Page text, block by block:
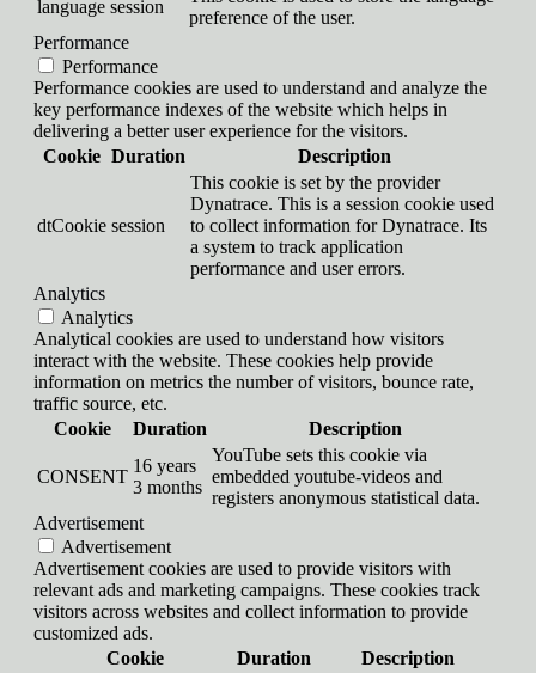
language session
preference of the user.
Performance
Performance
Performance cookies are used to understand and analyze the
key performance indexes of the website which helps in
delivering a better user experience for the visitors.
Cookie Duration Description
dtCookie session
This cookie is set by the provider
Dynatrace. This is a session cookie used
to collect information for Dynatrace. Its
a system to track application
performance and user errors.
Analytics
Analytics
Analytical cookies are used to understand how visitors
interact with the website. These cookies help provide
information on metrics the number of visitors, bounce rate,
traffic source, etc.
Cookie
Duration Description
CONSENT
16 years
3 months
YouTube sets this cookie via
embedded youtube-videos and
registers anonymous statistical data.
Advertisement
Advertisement
Advertisement cookies are used to provide visitors with
relevant ads and marketing campaigns. These cookies track
visitors across websites and collect information to provide
customized ads.
Cookie
Duration Description